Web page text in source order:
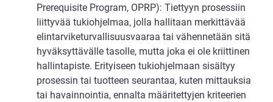
Prerequisite Program, OPRP): Tiettyyn prosessiin
liittyvää tukiohjelmaa, jolla hallitaan merkittävää
elintarviketurvallisuusvaaraa tai vähennetään sitä
hyväksyttävälle tasolle, mutta joka ei ole kriittinen
hallintapiste. Erityiseen tukiohjelmaan sisältyy
prosessin tai tuotteen seurantaa, kuten mittauksia
tai havainnointia, ennalta määritettyjen kriteerien